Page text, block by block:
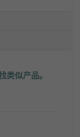
类似产品。